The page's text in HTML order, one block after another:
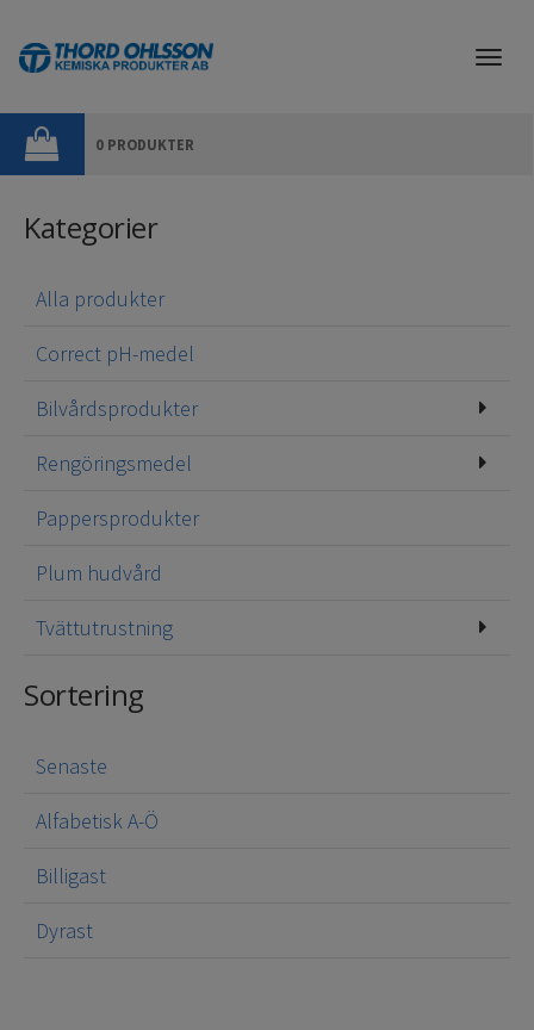
0 PRODUKTER
Kategorier
Alla produkter
Correct pH-medel
Bilvårdsprodukter
Rengöringsmedel
Pappersprodukter
Plum hudvård
Tvättutrustning
Sortering
Senaste
Alfabetisk A-Ö
Billigast
Dyrast